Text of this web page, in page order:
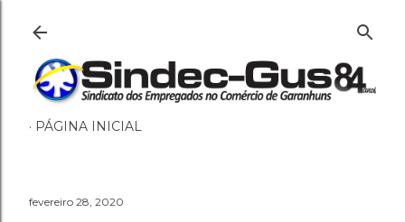
PÁGINA INICIAL
fevereiro 28, 2020